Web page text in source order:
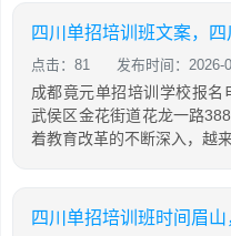
四川单招培训班文案，
点击：81 发布时间：2026-
成都竟元单招培训学校报
武侯区金花街道花龙一路
着教育改革的不断深入，越